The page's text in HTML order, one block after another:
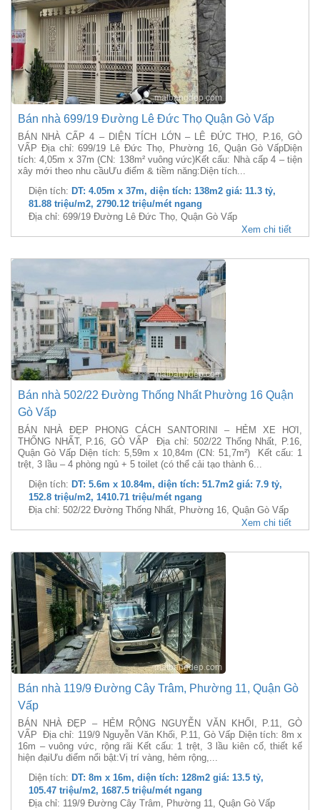
Bán nhà 699/19 Đường Lê Đức Thọ Quận Gò Vấp
BÁN NHÀ CẤP 4 – DIỆN TÍCH LỚN – LÊ ĐỨC THỌ, P.16, GÒ
VẤP Địa chỉ: 699/19 Lê Đức Thọ, Phường 16, Quận Gò VấpDiện
tích: 4,05m x 37m (CN: 138m² vuông vức)Kết cấu: Nhà cấp 4 – tiện
xây mới theo nhu cầuƯu điểm & tiềm năng:Diện tích...
Diện tích: DT: 4.05m x 37m, diện tích: 138m2 giá: 11.3 tỷ,
81.88 triệu/m2, 2790.12 triệu/mét ngang
Địa chỉ: 699/19 Đường Lê Đức Thọ, Quận Gò Vấp
Xem chi tiết
Bán nhà 502/22 Đường Thống Nhất Phường 16 Quận
Gò Vấp
BÁN NHÀ ĐẸP PHONG CÁCH SANTORINI – HẺM XE HƠI,
THỐNG NHẤT, P.16, GÒ VẤP Địa chỉ: 502/22 Thống Nhất, P.16,
Quận Gò Vấp Diện tích: 5,59m x 10,84m (CN: 51,7m²) Kết cấu: 1
trệt, 3 lầu – 4 phòng ngủ + 5 toilet (có thể cải tạo thành 6...
Diện tích: DT: 5.6m x 10.84m, diện tích: 51.7m2 giá: 7.9 tỷ,
152.8 triệu/m2, 1410.71 triệu/mét ngang
Địa chỉ: 502/22 Đường Thống Nhất, Phường 16, Quận Gò Vấp
Xem chi tiết
Bán nhà 119/9 Đường Cây Trâm, Phường 11, Quận Gò
Vấp
BÁN NHÀ ĐẸP – HẺM RỘNG NGUYỄN VĂN KHỐI, P.11, GÒ
VẤP Địa chỉ: 119/9 Nguyễn Văn Khối, P.11, Gò Vấp Diện tích: 8m x
16m – vuông vức, rộng rãi Kết cấu: 1 trệt, 3 lầu kiên cố, thiết kế
hiện đạiƯu điểm nổi bật:Vị trí vàng, hẻm rộng,...
Diện tích: DT: 8m x 16m, diện tích: 128m2 giá: 13.5 tỷ,
105.47 triệu/m2, 1687.5 triệu/mét ngang
Địa chỉ: 119/9 Đường Cây Trâm, Phường 11, Quận Gò Vấp